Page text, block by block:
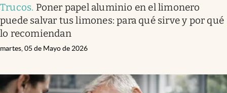
Trucos. Poner papel aluminio en el limonero
puede salvar tus limones: para qué sirve y por qué
lo recomiendan
martes, 05 de Mayo de 2026